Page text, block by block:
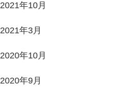
2021年10月
2021年3月
2020年10月
2020年9月